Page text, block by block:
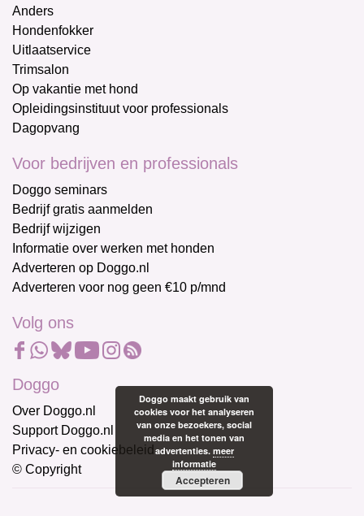
Anders
Hondenfokker
Uitlaatservice
Trimsalon
Op vakantie met hond
Opleidingsinstituut voor professionals
Dagopvang
Voor bedrijven en professionals
Doggo seminars
Bedrijf gratis aanmelden
Bedrijf wijzigen
Informatie over werken met honden
Adverteren op Doggo.nl
Adverteren voor nog geen €10 p/mnd
Volg ons
Doggo
Over Doggo.nl
Support Doggo.nl
Privacy- en cookiebeleid
© Copyright
Doggo maakt gebruik van
cookies voor het analyseren
van onze bezoekers, social
media en het tonen van
advertenties. meer
informatie
Accepteren